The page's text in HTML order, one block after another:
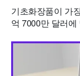
기초화장품이 가
억 7000만 달러